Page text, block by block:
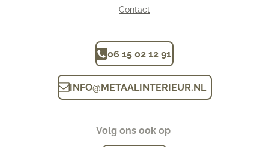
Contact
06 15 02 12 91
INFO@METAALINTERIEUR.NL
Volg ons ook op